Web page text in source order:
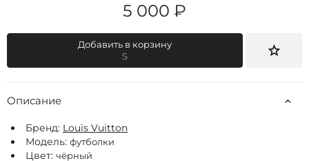
5 000 ₽
Добавить в корзину
S
Описание
Бренд: Louis Vuitton
Модель: футболки
Цвет: чёрный